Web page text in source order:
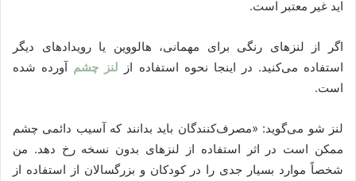
اید غیر معتبر است.
اگر از لنزهای رنگی برای مهمانی، هالووین یا رویدادهای دیگر
استفاده می‌کنید. در اینجا نحوه استفاده از لنز چشم آورده شده
است.
لنز شو می‌گوید: «مصرف‌کنندگان باید بدانند که آسیب دائمی چشم
ممکن است در اثر استفاده از لنزهای بدون نسخه رخ دهد. من
شخصاً موارد بسیار جدی را در کودکان و بزرگسالان از استفاده از